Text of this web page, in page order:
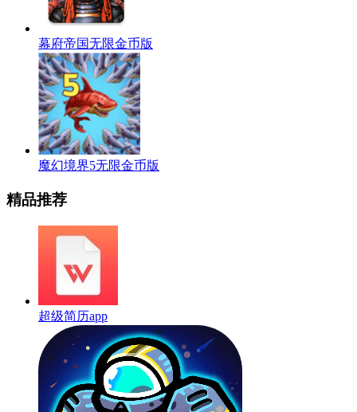
幕府帝国无限金币版
魔幻境界5无限金币版
精品推荐
超级简历app